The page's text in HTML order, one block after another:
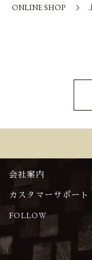
ONLINE SHOP
会社案内
カスタマーサポート
FOLLOW